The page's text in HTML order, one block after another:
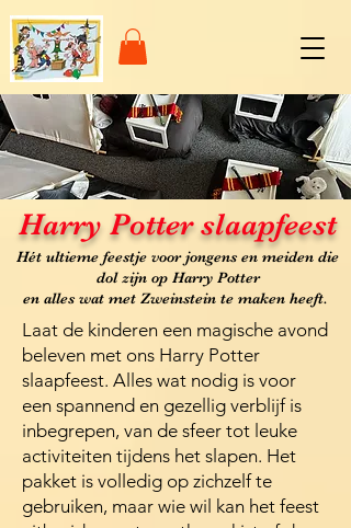
Harry Potter slaapfeest
Hét ultieme feestje voor jongens en meiden die
dol zijn op Harry Potter
en alles wat met Zweinstein te maken heeft.
Laat de kinderen een magische avond
beleven met ons Harry Potter
slaapfeest. Alles wat nodig is voor
een spannend en gezellig verblijf is
inbegrepen, van de sfeer tot leuke
activiteiten tijdens het slapen. Het
pakket is volledig op zichzelf te
gebruiken, maar wie wil kan het feest